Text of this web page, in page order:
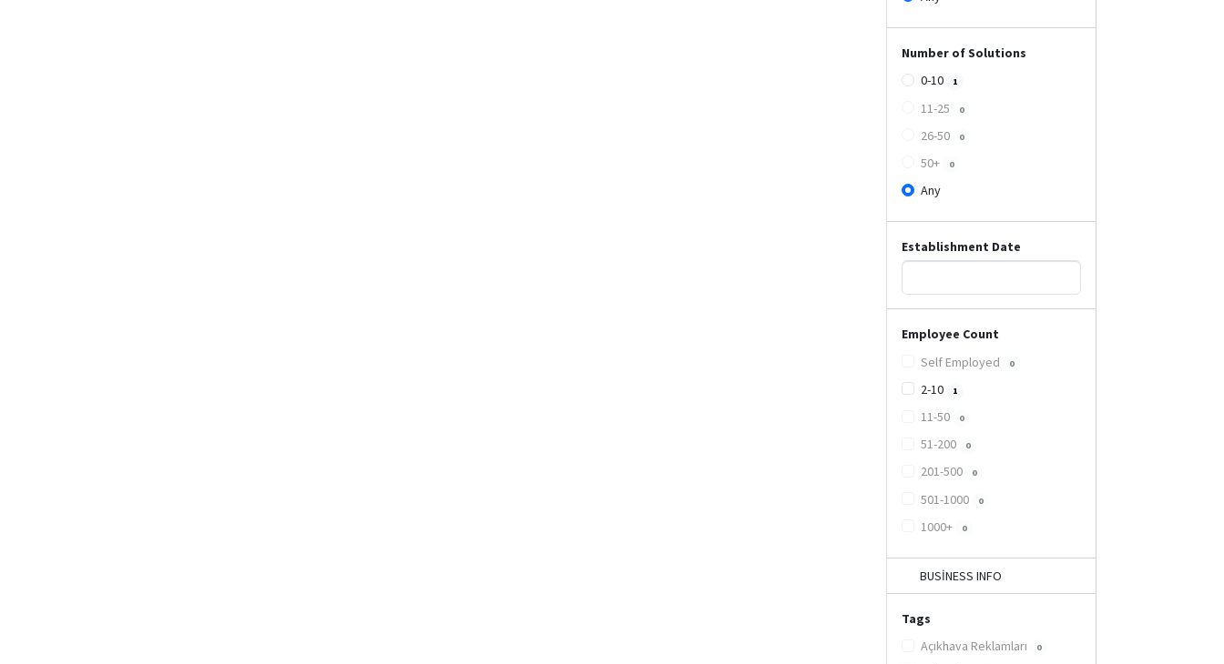
Number of Solutions
0-10
1
11-25 0
26-50 0
50+ 0
Any
Establishment Date
Employee Count
Self Employed
0
2-10 1
11-50 0
51-200 0
201-500 0
501-1000 0
1000+ 0
BUSINESS INFO
Tags
Açıkhava Reklamları
0